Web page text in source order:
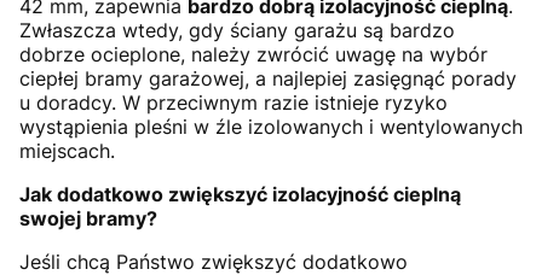
42 mm, zapewnia bardzo dobrą izolacyjność cieplną.
Zwłaszcza wtedy, gdy ściany garażu są bardzo
dobrze ocieplone, należy zwrócić uwagę na wybór
ciepłej bramy garażowej, a najlepiej zasięgnąć porady
u doradcy. W przeciwnym razie istnieje ryzyko
wystąpienia pleśni w źle izolowanych i wentylowanych
miejscach.
Jak dodatkowo zwiększyć izolacyjność cieplną
swojej bramy?
Jeśli chcą Państwo zwiększyć dodatkowo